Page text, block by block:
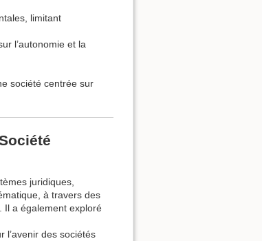
limitant
l’autonomie et la
société centrée sur
juridiques,
à travers des
Il a également exploré
l’avenir des sociétés